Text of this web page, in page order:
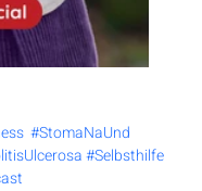
#StomaNaUnd
#Selbsthilfe